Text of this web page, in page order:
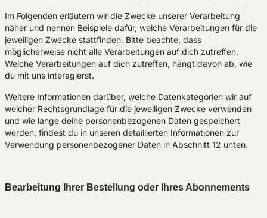
Im Folgenden erläutern wir die Zwecke unserer Verarbeitung
näher und nennen Beispiele dafür, welche Verarbeitungen für die
jeweiligen Zwecke stattfinden. Bitte beachte, dass
möglicherweise nicht alle Verarbeitungen auf dich zutreffen.
Welche Verarbeitungen auf dich zutreffen, hängt davon ab, wie
du mit uns interagierst.
Weitere Informationen darüber, welche Datenkategorien wir auf
welcher Rechtsgrundlage für die jeweiligen Zwecke verwenden
und wie lange deine personenbezogenen Daten gespeichert
werden, findest du in unseren detaillierten Informationen zur
Verwendung personenbezogener Daten in Abschnitt 12 unten.
Bearbeitung Ihrer Bestellung oder Ihres Abonnements